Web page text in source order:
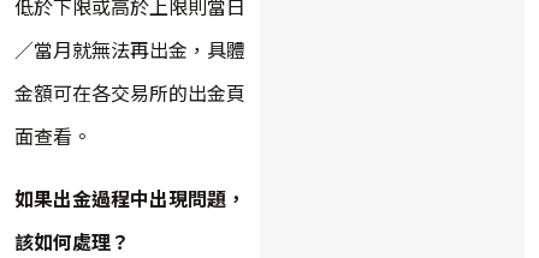
低於下限或高於上限則當日
／當月就無法再出金，具體
金額可在各交易所的出金頁
面查看。
如果出金過程中出現問題，
該如何處理？